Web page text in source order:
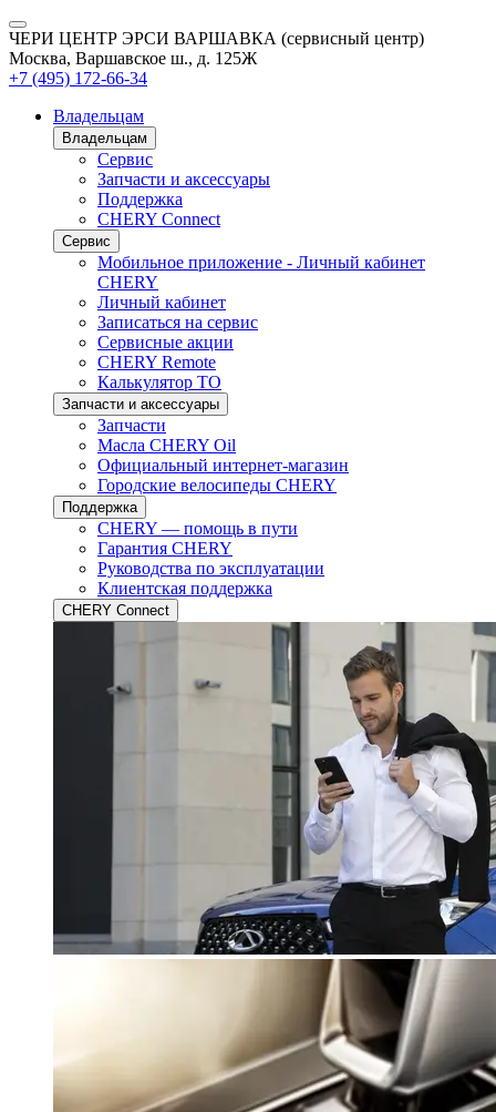
ЧЕРИ ЦЕНТР ЭРСИ ВАРШАВКА (сервисный центр)
Москва, Варшавское ш., д. 125Ж
+7 (495) 172-66-34
Владельцам
Владельцам
Сервис
Запчасти и аксессуары
Поддержка
CHERY Connect
Сервис
Мобильное приложение - Личный кабинет
CHERY
Личный кабинет
Записаться на сервис
Сервисные акции
CHERY Remote
Калькулятор ТО
Запчасти и аксессуары
Запчасти
Масла CHERY Oil
Официальный интернет-магазин
Городские велосипеды CHERY
Поддержка
CHERY — помощь в пути
Гарантия CHERY
Руководства по эксплуатации
Клиентская поддержка
CHERY Connect